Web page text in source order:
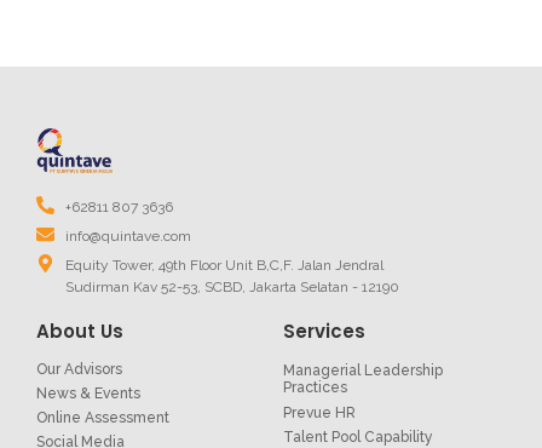
+62811 807 3636
info@quintave.com
Equity Tower, 49th Floor Unit B,C,F. Jalan Jendral
Sudirman Kav 52-53, SCBD, Jakarta Selatan - 12190
About Us
Our Advisors
News & Events
Online Assessment
Social Media
Services
Managerial Leadership
Practices
Prevue HR
Talent Pool Capability